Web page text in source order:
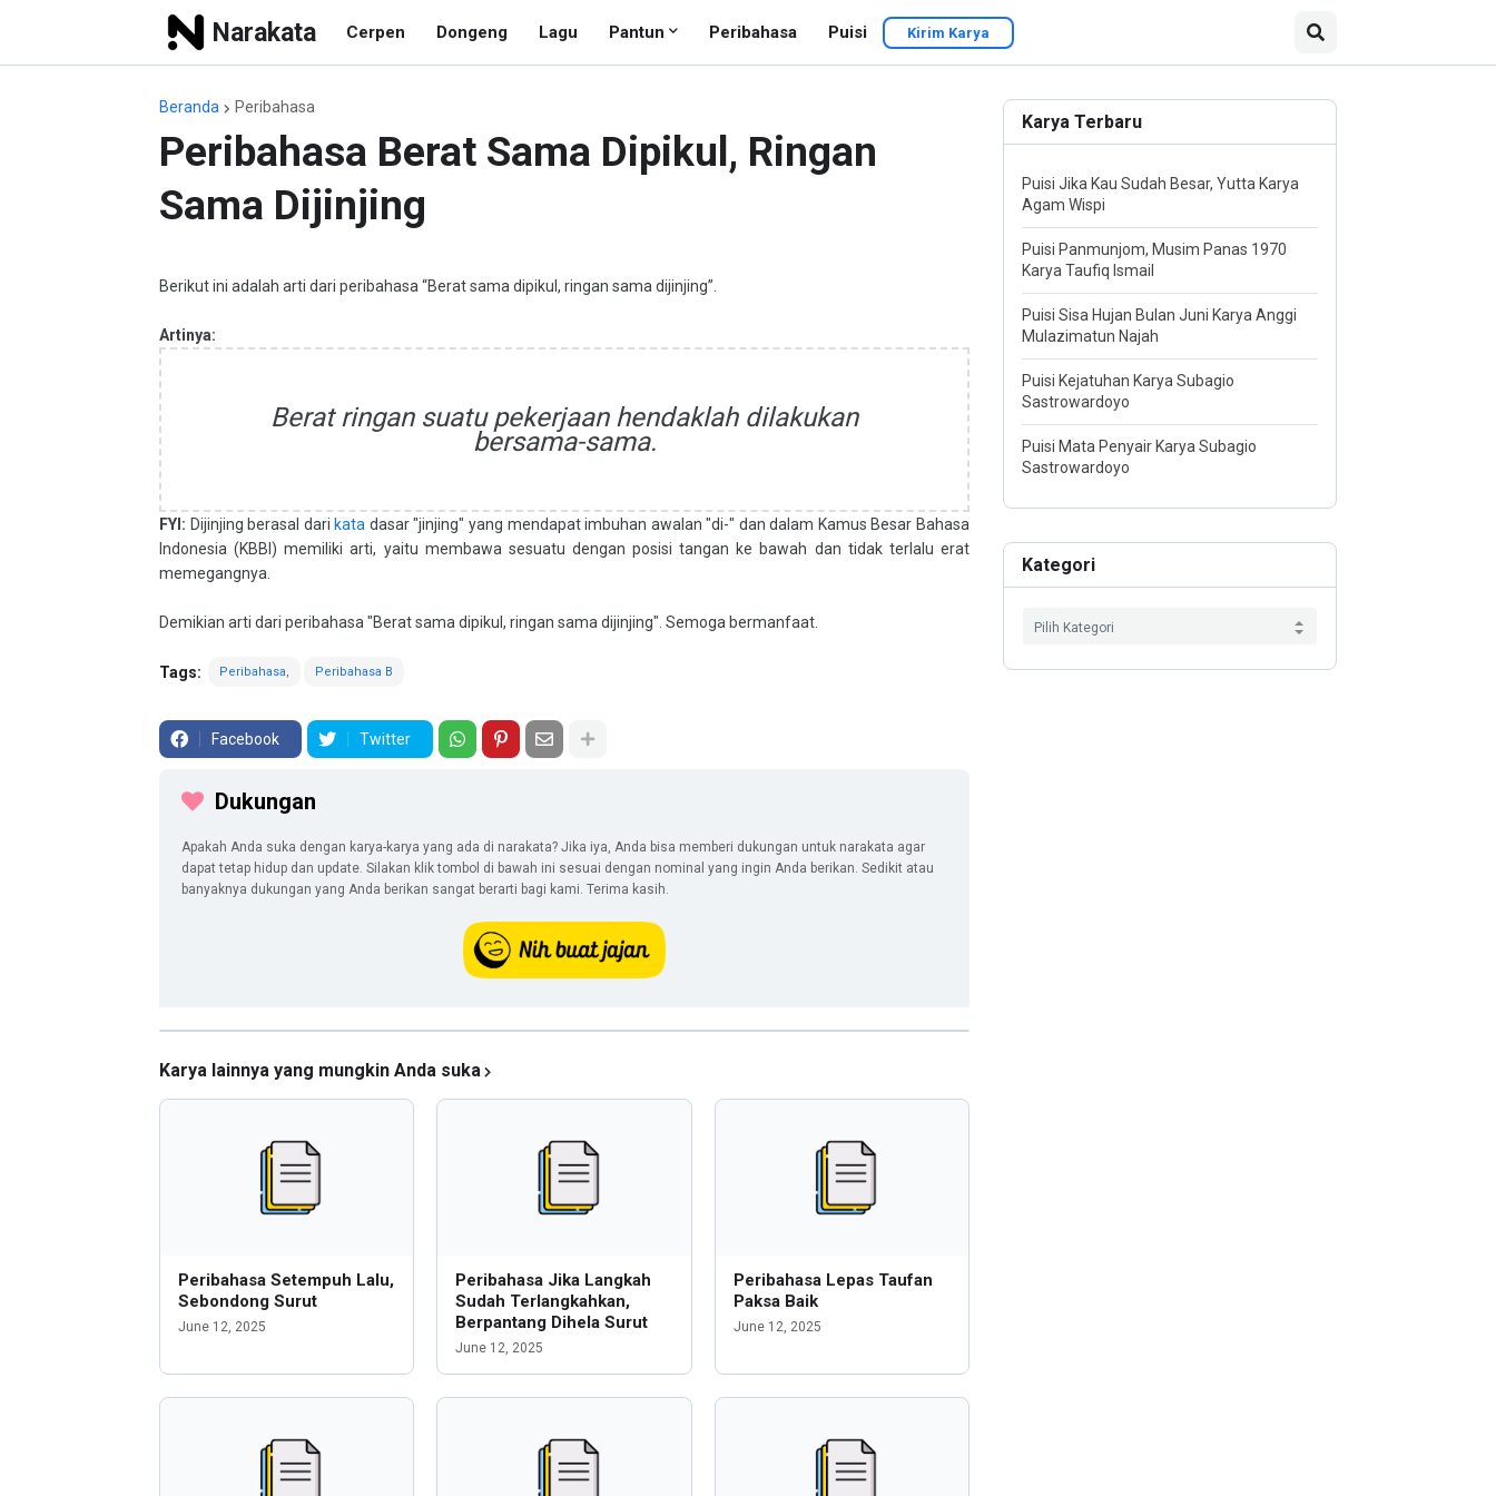
Narakata Cerpen Dongeng Lagu Pantun Peribahasa Puisi Kirim Karya
Beranda Peribahasa
Peribahasa Berat Sama Dipikul, Ringan
Sama Dijinjing
Berikut ini adalah arti dari peribahasa “Berat sama dipikul, ringan sama dijinjing”.
Artinya:
Berat ringan suatu pekerjaan hendaklah dilakukan
bersama-sama.
FYI: Dijinjing berasal dari kata dasar "jinjing" yang mendapat imbuhan awalan "di-" dan dalam Kamus Besar Bahasa
Indonesia (KBBI) memiliki arti, yaitu membawa sesuatu dengan posisi tangan ke bawah dan tidak terlalu erat
memegangnya.
Demikian arti dari peribahasa "Berat sama dipikul, ringan sama dijinjing". Semoga bermanfaat.
Tags: Peribahasa Peribahasa B
Facebook Twitter
Dukungan
Apakah Anda suka dengan karya-karya yang ada di narakata? Jika iya, Anda bisa memberi dukungan untuk narakata agar
dapat tetap hidup dan update. Silakan klik tombol di bawah ini sesuai dengan nominal yang ingin Anda berikan. Sedikit atau
banyaknya dukungan yang Anda berikan sangat berarti bagi kami. Terima kasih.
Karya lainnya yang mungkin Anda suka
Peribahasa Setempuh Lalu,
Sebondong Surut
June 12, 2025
Peribahasa Jika Langkah
Sudah Terlangkahkan,
Berpantang Dihela Surut
June 12, 2025
Peribahasa Lepas Taufan
Paksa Baik
June 12, 2025
Karya Terbaru
Puisi Jika Kau Sudah Besar, Yutta Karya
Agam Wispi
Puisi Panmunjom, Musim Panas 1970
Karya Taufiq Ismail
Puisi Sisa Hujan Bulan Juni Karya Anggi
Mulazimatun Najah
Puisi Kejatuhan Karya Subagio
Sastrowardoyo
Puisi Mata Penyair Karya Subagio
Sastrowardoyo
Kategori